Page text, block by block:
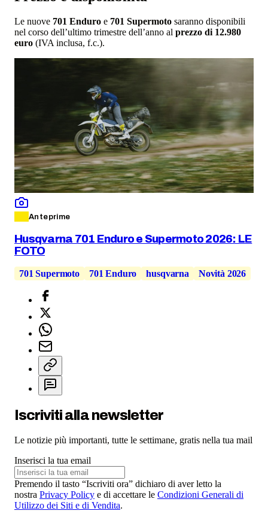
Le nuove 701 Enduro e 701 Supermoto saranno disponibili
nel corso dell’ultimo trimestre dell’anno al prezzo di 12.980
euro (IVA inclusa, f.c.).
Anteprime
Husqvarna 701 Enduro e Supermoto 2026: LE
FOTO
701 Supermoto 701 Enduro husqvarna Novità 2026
Iscriviti alla newsletter
Le notizie più importanti, tutte le settimane, gratis nella tua mail
Inserisci la tua email
Premendo il tasto “Iscriviti ora” dichiaro di aver letto la
nostra Privacy Policy e di accettare le Condizioni Generali di
Utilizzo dei Siti e di Vendita.